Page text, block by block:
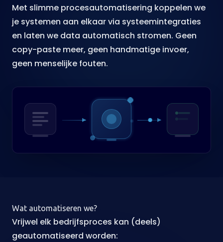
Met slimme procesautomatisering koppelen we
je systemen aan elkaar via systeemintegraties
en laten we data automatisch stromen. Geen
copy-paste meer, geen handmatige invoer,
geen menselijke fouten.
Wat automatiseren we?
Vrijwel elk bedrijfsproces kan (deels)
geautomatiseerd worden: